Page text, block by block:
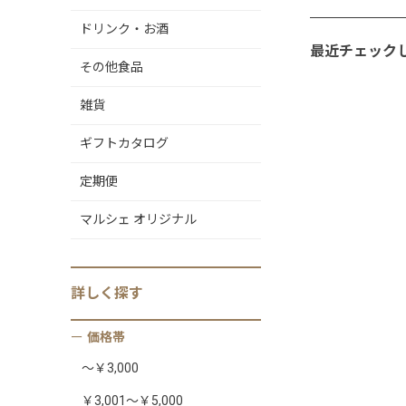
ドリンク・お酒
その他食品
雑貨
ギフトカタログ
定期便
マルシェ オリジナル
詳しく 探す
価格帯
～￥3,000
￥3,001～￥5,000
最近チェック